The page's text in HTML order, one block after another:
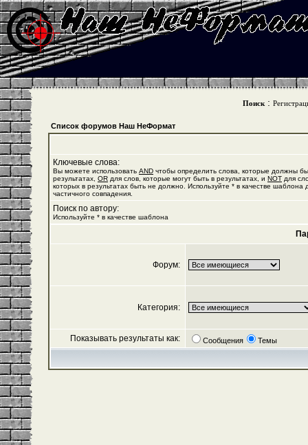
Поиск :
Список форумов Наш НеФормат
Ключевые слова:
Вы можете использовать AND чтобы определить слова, которые должны
результатах, OR для слов, которые могут быть в результатах, и NOT для
которых в результатах быть не должно. Используйте * в качестве шаблона
частичного совпадения.
Поиск по автору:
Используйте * в качестве шаблона
Форум:
Категория:
Показывать результаты как: Сообщения Темы